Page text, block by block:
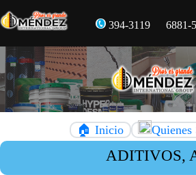
394-3119 6881-
🏠 Inicio Quienes
ADITIVOS,